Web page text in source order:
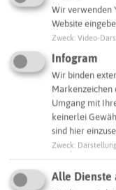
Wir verwenden
Website
Zweck Video-
Infogram
Wir binden
Markenzeichen
Umgang mit
keinerlei
sind hier
Zweck
Alle Dienste